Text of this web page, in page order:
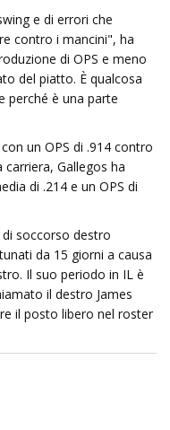
e di errori che
contro i mancini", ha
di OPS e meno
del piatto. È qualcosa
perché è una parte
un OPS di .914 contro
Gallegos ha
di .214 e un OPS di
soccorso destro
da 15 giorni a causa
Il suo periodo in IL è
il destro James
il posto libero nel roster